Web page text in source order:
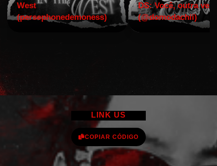
West
(persephonedemoness)
DS: Você, outra vez!
(@domodachii)
LINK US
COPIAR CÓDIGO